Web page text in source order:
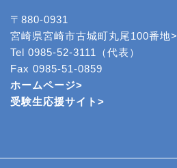
〒880-0931
宮崎県宮崎市古城町丸尾100番地>
Tel 0985-52-3111（代表）
Fax 0985-51-0859
ホームページ>
受験生応援サイト>